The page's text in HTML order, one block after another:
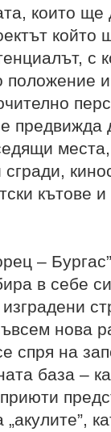
които ще
с
положение
предвижда
кътове
–
в себе
нова
спря на
база –